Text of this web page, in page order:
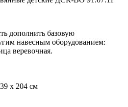
дополнить базовую
навесным оборудованием:
веревочная.
x 204 см